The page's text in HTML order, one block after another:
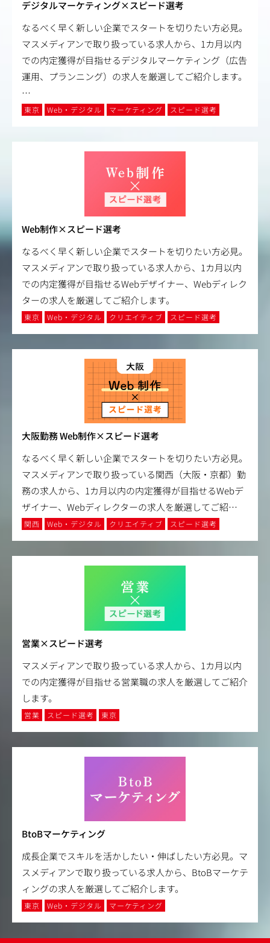
デジタルマーケティング×スピード選考
なるべく早く新しい企業でスタートを切りたい方必見。
マスメディアンで取り扱っている求人から、1カ月以内
での内定獲得が目指せるデジタルマーケティング（広告
運用、プランニング）の求人を厳選してご紹介します。
…
東京 Web・デジタル マーケティング スピード選考
Web制作×スピード選考
なるべく早く新しい企業でスタートを切りたい方必見。
マスメディアンで取り扱っている求人から、1カ月以内
での内定獲得が目指せるWebデザイナー、Webディレク
ターの求人を厳選してご紹介します。
東京 Web・デジタル クリエイティブ スピード選考
大阪勤務 Web制作×スピード選考
なるべく早く新しい企業でスタートを切りたい方必見。
マスメディアンで取り扱っている関西（大阪・京都）勤
務の求人から、1カ月以内の内定獲得が目指せるWebデ
ザイナー、Webディレクターの求人を厳選してご紹…
関西 Web・デジタル クリエイティブ スピード選考
営業×スピード選考
マスメディアンで取り扱っている求人から、1カ月以内
での内定獲得が目指せる営業職の求人を厳選してご紹介
します。
営業 スピード選考 東京
BtoBマーケティング
成長企業でスキルを活かしたい・伸ばしたい方必見。マ
スメディアンで取り扱っている求人から、BtoBマーケテ
ィングの求人を厳選してご紹介します。
東京 Web・デジタル マーケティング